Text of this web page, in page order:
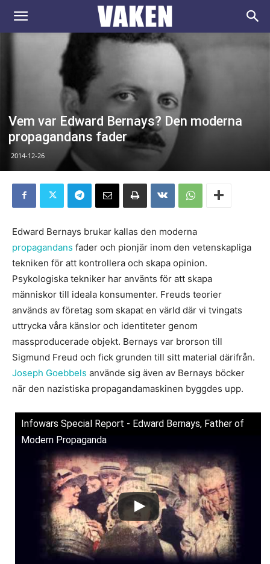
VAKEN.se
Vem var Edward Bernays? Den moderna
propagandans fader
2014-12-26
Edward Bernays brukar kallas den moderna
propagandans fader och pionjär inom den vetenskapliga
tekniken för att kontrollera och skapa opinion.
Psykologiska tekniker har använts för att skapa
människor till ideala konsumenter. Freuds teorier
används av företag som skapat en värld där vi tvingats
uttrycka våra känslor och identiteter genom
massproducerade objekt. Bernays var brorson till
Sigmund Freud och fick grunden till sitt material därifrån.
Joseph Goebbels använde sig även av Bernays böcker
när den nazistiska propagandamaskinen byggdes upp.
Infowars Special Report - Edward Bernays, Father of
Modern Propaganda